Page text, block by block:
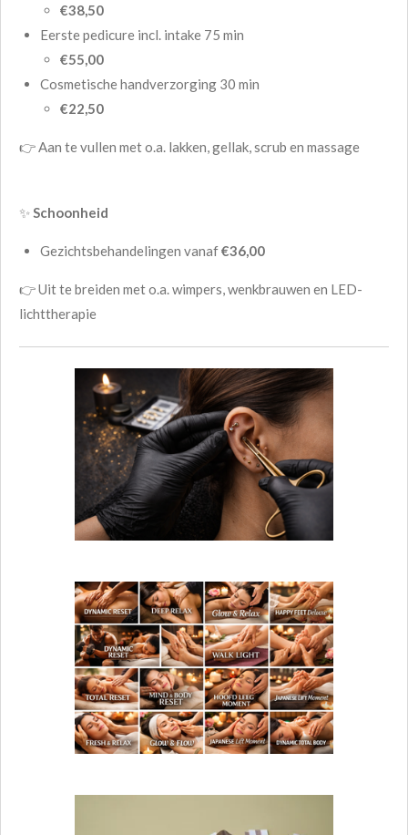
€38,50
Eerste pedicure incl. intake 75 min
€55,00
Cosmetische handverzorging 30 min
€22,50
👉 Aan te vullen met o.a. lakken, gellak, scrub en massage
✨Schoonheid
Gezichtsbehandelingen vanaf€36,00
👉 Uit te breiden met o.a. wimpers, wenkbrauwen en LED-
lichttherapie